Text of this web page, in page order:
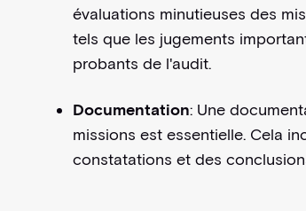
évaluations minutieuses des
tels que les jugements
probants de l'audit.
Documentation: Une
missions est essentielle. Cela
constatations et des